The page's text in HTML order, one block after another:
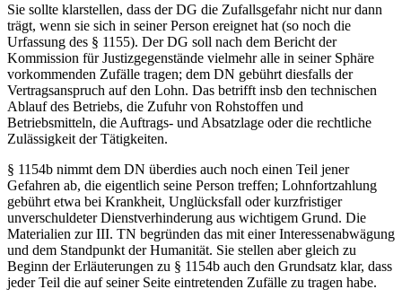
Sie sollte klarstellen, dass der DG die Zufallsgefahrnicht nur dann
trägt, wenn sie sich in seiner Person ereignet hat (so noch die
Urfassung des § 1155). Der DG soll nach dem Bericht der
Kommission für Justizgegenstände vielmehr alle in seiner Sphäre
vorkommenden Zufälle tragen; dem DN gebührt diesfalls der
Vertragsanspruch auf den Lohn. Das betrifft insb den technischen
Ablauf des Betriebs, die Zufuhr von Rohstoffen und
Betriebsmitteln, die Auftrags- und Absatzlage oder die rechtliche
Zulässigkeit der Tätigkeiten.
§ 1154b nimmt dem DN überdies auch noch einen Teil jener
Gefahren ab, die eigentlich seine Person treffen; Lohnfortzahlung
gebührt etwa bei Krankheit, Unglücksfall oder kurzfristiger
unverschuldeter Dienstverhinderung aus wichtigem Grund. Die
Materialien zur III. TN begründen das mit einer Interessenabwägung
und dem Standpunkt der Humanität. Sie stellen aber gleich zu
Beginn der Erläuterungen zu § 1154b auch den Grundsatz klar, dass
jeder Teil die auf seiner Seite eintretenden Zufälle zu tragen habe.